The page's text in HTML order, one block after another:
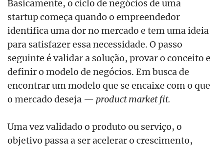
Basicamente, o ciclo de negócios de uma
startup começa quando o empreendedor
identifica uma dor no mercado e tem uma ideia
para satisfazer essa necessidade. O passo
seguinte é validar a solução, provar o conceito e
definir o modelo de negócios. Em busca de
encontrar um modelo que se encaixe com o que
o mercado deseja — product market fit.
Uma vez validado o produto ou serviço, o
objetivo passa a ser acelerar o crescimento,